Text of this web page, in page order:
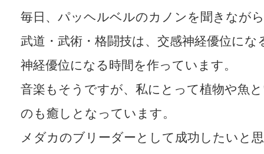
毎日、パッヘルベルのカノンを聞きなが
武道・武術・格闘技は、交感神経優位にな
神経優位になる時間を作っています。
音楽もそうですが、私にとって植物や魚
のも癒しとなっています。
メダカのブリーダーとして成功したいと